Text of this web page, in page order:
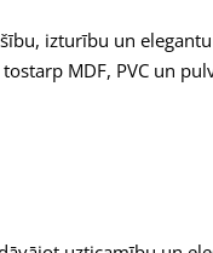
izturību un
MDF, PVC un